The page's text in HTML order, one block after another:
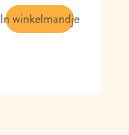
In winkelmandje